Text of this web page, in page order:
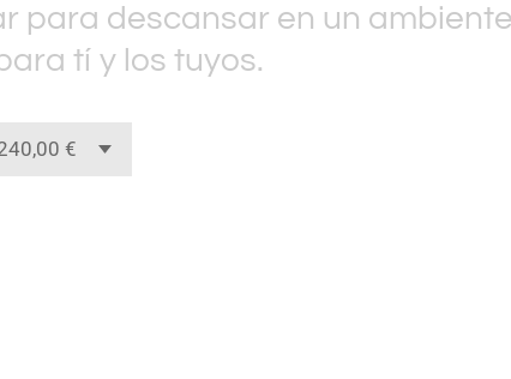
para descansar en un ambiente
tí y los tuyos.